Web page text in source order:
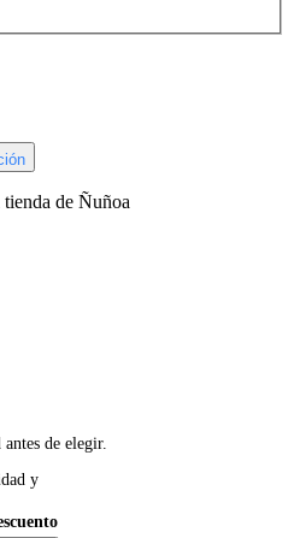
tienda de Ñuñoa
de elegir.
y